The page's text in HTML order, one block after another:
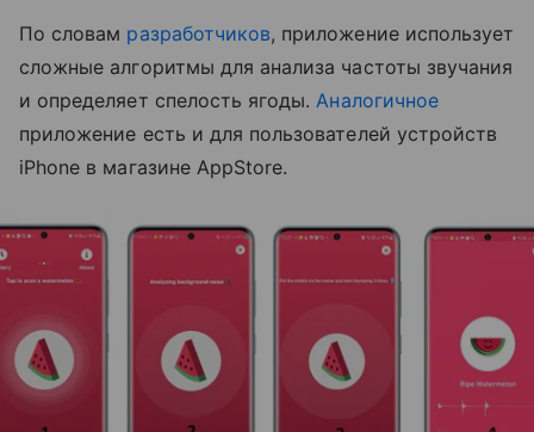
По словам разработчиков, приложение использует
сложные алгоритмы для анализа частоты звучания
и определяет спелость ягоды.Аналогичное
приложение есть и для пользователей устройств
iPhone в магазине AppStore.